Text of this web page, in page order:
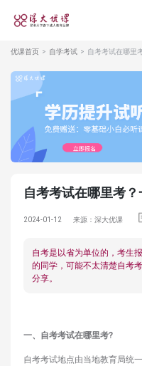
优课首页 自学考试 自考考试在哪里
自考考试在哪里考？
2024-01-12 来源：深大优课
自考是以省为单位的，考生
的同学，可能不太清楚自考
分享。
一、自考考试在哪里考?
自考考试地点由当地教育局统